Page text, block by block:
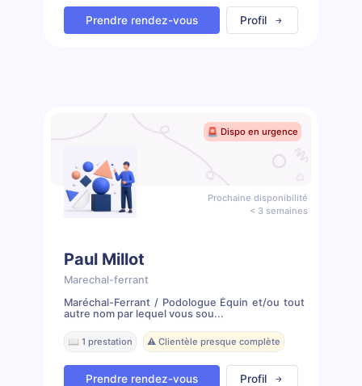
Prendre rendez-vous Profil
🚨 Dispo en urgence
Prochaine disponibilité
< 3 semaines
Paul Millot
Marechal-ferrant
Maréchal-Ferrant / Podologue Équin et/ou tout
autre nom par lequel vous sou...
📖 1 prestation ⚠️ Clientèle presque complète
Prendre rendez-vous Profil